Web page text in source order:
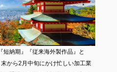
短納期』『従来海外製作品』と
から2月中旬にかけ忙しい加工業